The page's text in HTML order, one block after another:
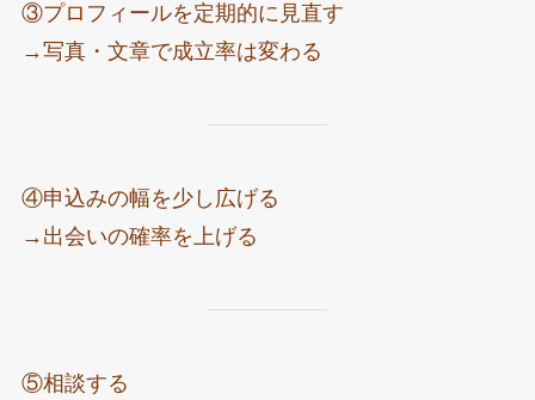
③プロフィールを定期的に見直す
→写真・文章で成立率は変わる
④申込みの幅を少し広げる
→出会いの確率を上げる
⑤相談する